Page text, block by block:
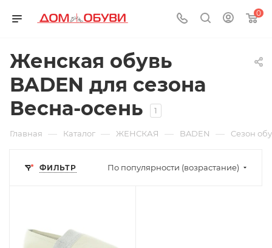
0
Женская обувь
BADEN для сезона
Весна-осень
1
Главная — Каталог — ЖЕНСКАЯ — BADEN — Cезон
ФИЛЬТР По популярности (возрастание)